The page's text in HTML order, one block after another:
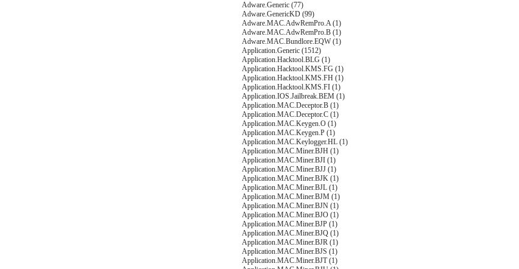
Adware.Generic (77)
Adware.GenericKD (99)
Adware.MAC.AdwRemPro.A (1)
Adware.MAC.AdwRemPro.B (1)
Adware.MAC.Bundlore.EQW (1)
Application.Generic (1512)
Application.Hacktool.BLG (1)
Application.Hacktool.KMS.FG (1)
Application.Hacktool.KMS.FH (1)
Application.Hacktool.KMS.FI (1)
Application.IOS.Jailbreak.BEM (1)
Application.MAC.Deceptor.B (1)
Application.MAC.Deceptor.C (1)
Application.MAC.Keygen.O (1)
Application.MAC.Keygen.P (1)
Application.MAC.Keylogger.HL (1)
Application.MAC.Miner.BJH (1)
Application.MAC.Miner.BJI (1)
Application.MAC.Miner.BJJ (1)
Application.MAC.Miner.BJK (1)
Application.MAC.Miner.BJL (1)
Application.MAC.Miner.BJM (1)
Application.MAC.Miner.BJN (1)
Application.MAC.Miner.BJO (1)
Application.MAC.Miner.BJP (1)
Application.MAC.Miner.BJQ (1)
Application.MAC.Miner.BJR (1)
Application.MAC.Miner.BJS (1)
Application.MAC.Miner.BJT (1)